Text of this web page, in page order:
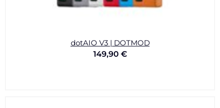
dotAIO V3 | DOTMOD
149,90 €